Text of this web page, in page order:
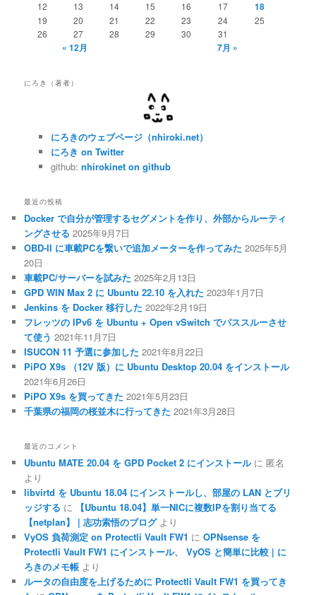
12
13 14 15 16 17 18
19 20 21 22 23 24
25
26
27 28 29 30 31
« 12月 7月 »
にろき（著者）
にろきのウェブページ（nhiroki.net）
にろき on Twitter
github: nhirokinet on github
最近の投稿
Docker で自分が管理するセグメントを作り、外部からルーティ
ングさせる 2025年9月7日
OBD-II に車載PCを繋いで追加メーターを作ってみた 2025年5月
20日
車載PC/サーバーを試みた 2025年2月13日
GPD WIN Max 2 に Ubuntu 22.10 を入れた 2023年1月7日
Jenkins を Docker 移行した 2022年2月19日
フレッツの IPv6 を Ubuntu + Open vSwitch でパススルーさせ
て使う 2021年11月7日
ISUCON 11 予選に参加した 2021年8月22日
PiPO X9s （12V 版）に Ubuntu Desktop 20.04 をインストール
2021年6月26日
PiPO X9s を買ってきた 2021年5月23日
千葉県の福岡の桜並木に行ってきた 2021年3月28日
最近のコメント
Ubuntu MATE 20.04 を GPD Pocket 2 にインストールに匿名
より
libvirtd を Ubuntu 18.04 にインストールし、部屋の LAN とブリ
ッジする に
【Ubuntu 18.04】単一NICに複数IPを割り当てる
【netplan】 | 志功索悟のブログより
VyOS 負荷測定 on Protectli Vault FW1 にOPNsense を
Protectli Vault FW1 にインストール、 VyOS と簡単に比較 | に
ろきのメモ帳 より
ルータの自由度を上げるために Protectli Vault FW1 を買ってき